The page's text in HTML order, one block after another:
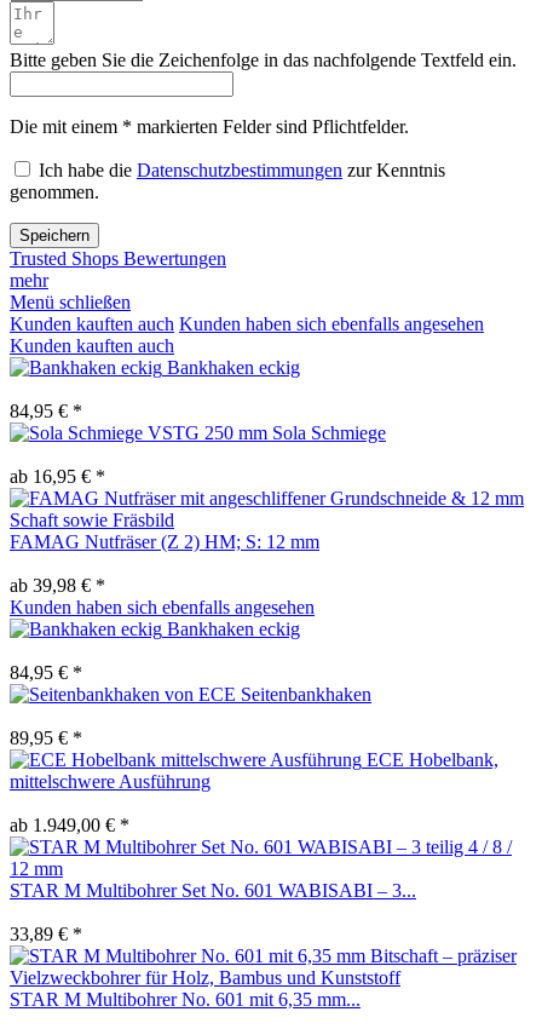
Bitte geben Sie die Zeichenfolge in das nachfolgende Textfeld ein.
Die mit einem * markierten Felder sind Pflichtfelder.
Ich habe die Datenschutzbestimmungen zur Kenntnis
genommen.
Speichern
Trusted Shops Bewertungen
mehr
Menü schließen
Kunden kauften auch Kunden haben sich ebenfalls angesehen
Kunden kauften auch
Bankhaken eckig
84,95 € *
Sola Schmiege
ab 16,95 € *
FAMAG Nutfräser (Z 2) HM; S: 12 mm
ab 39,98 € *
Kunden haben sich ebenfalls angesehen
Bankhaken eckig
84,95 € *
Seitenbankhaken
89,95 € *
ECE Hobelbank,
mittelschwere Ausführung
ab 1.949,00 € *
STAR M Multibohrer Set No. 601 WABISABI – 3...
33,89 € *
STAR M Multibohrer No. 601 mit 6,35 mm...